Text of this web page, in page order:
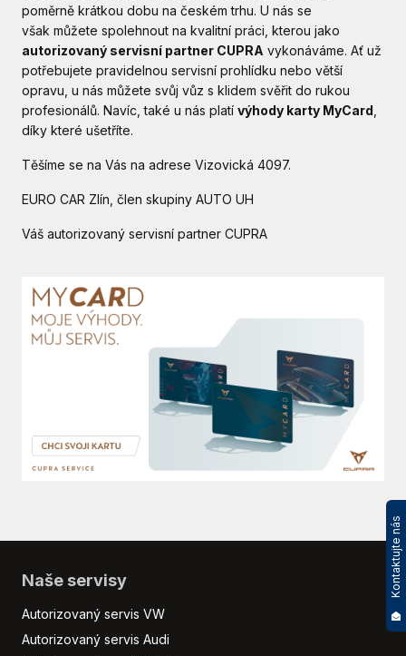
poměrně krátkou dobu na českém trhu. U nás se
však můžete spolehnout na kvalitní práci, kterou jako
autorizovaný servisní partner CUPRA vykonáváme. Ať už
potřebujete pravidelnou servisní prohlídku nebo větší
opravu, u nás můžete svůj vůz s klidem svěřit do rukou
profesionálů. Navíc, také u nás platí výhody karty MyCard
díky které ušetříte.
Těšíme se na Vás na adrese Vizovická 4097.
EURO CAR Zlín, člen skupiny AUTO UH
Váš autorizovaný servisní partner CUPRA
Naše servisy
Autorizovaný servis VW
Autorizovaný servis Audi
Kontaktujte nás